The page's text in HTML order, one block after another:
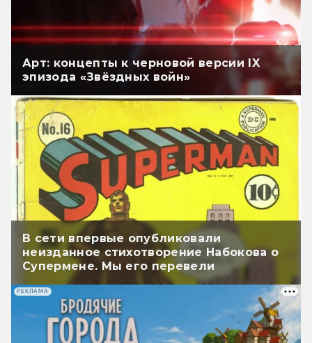
Арт: концепты к черновой версии IX
эпизода «Звёздных войн»
В сети впервые опубликовали
неизданное стихотворение Набокова о
Супермене. Мы его перевели
РЕКЛАМА